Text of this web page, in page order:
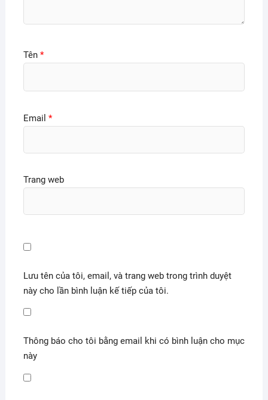
Tên *
Email *
Trang web
Lưu tên của tôi, email, và trang web trong trình duyệt
này cho lần bình luận kế tiếp của tôi.
Thông báo cho tôi bằng email khi có bình luận cho mục
này